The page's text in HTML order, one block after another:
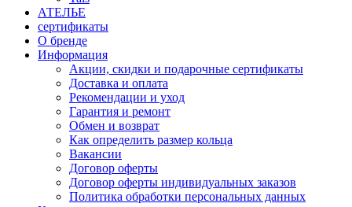
АТЕЛЬЕ
сертификаты
О бренде
Информация
Акции, скидки и подарочные сертификаты
Доставка и оплата
Рекомендации и уход
Гарантия и ремонт
Обмен и возврат
Как определить размер кольца
Вакансии
Договор оферты
Договор оферты индивидуальных заказов
Политика обработки персональных данных